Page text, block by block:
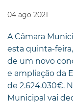
04 ago 2021
A Câmara
esta quinta-
de um novo
e ampliação da
de 2.624.030€.
Municipal vai